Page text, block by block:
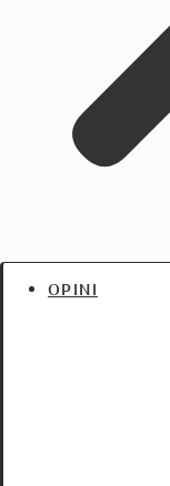
OPINI